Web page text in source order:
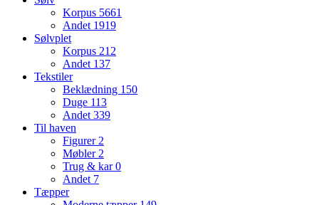
Korpus 5661
Andet 1919
Sølvplet
Korpus 212
Andet 137
Tekstiler
Beklædning 150
Duge 113
Andet 339
Til haven
Figurer 2
Møbler 2
Trug & kar0
Andet 7
Tæpper